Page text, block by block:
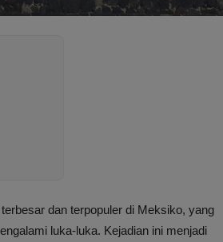
dan terpopuler di Meksiko, yang
luka-luka. Kejadian ini menjadi